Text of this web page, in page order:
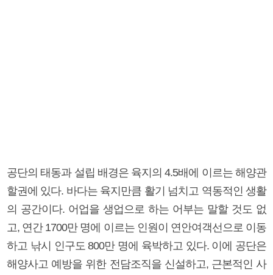
공단의 태동과 설립 배경은 육지의 4.5배에 이르는 해양관
할권에 있다. 바다는 육지만큼 활기 넘치고 역동적인 생활
의 공간이다. 어업을 생업으로 하는 어부는 말할 것도 없
고, 연간 1700만 명에 이르는 인원이 연안여객선으로 이동
하고 낚시 인구도 800만 명에 육박하고 있다. 이에 공단은
해양사고 예방을 위한 전담조직을 신설하고, 근본적인 사